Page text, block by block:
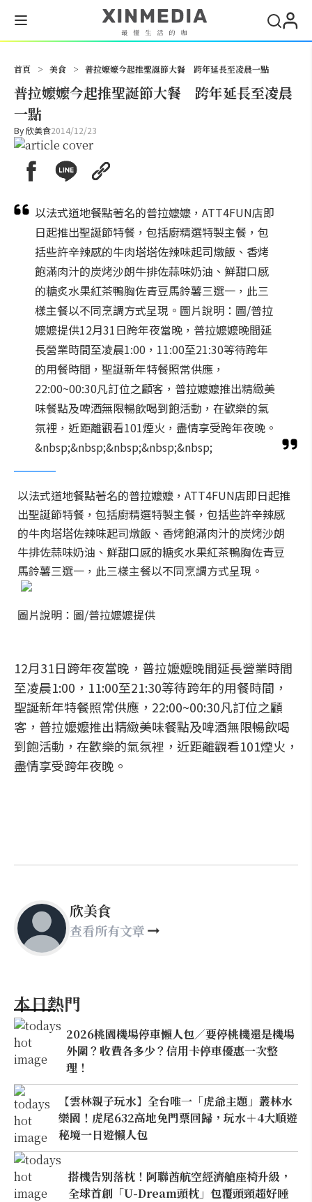
首頁 > 美食 > 普拉嬤嬤今起推聖誕節大餐 跨年延長至凌晨一點
普拉嬤嬤今起推聖誕節大餐 跨年延長至凌晨
一點
By欣美食2014/12/23
以法式道地餐點著名的普拉嬤嬤，ATT4FUN店即
日起推出聖誕節特餐，包括廚精選特製主餐，包
括些許辛辣感的牛肉塔塔佐辣味起司燉飯、香烤
飽滿肉汁的炭烤沙朗牛排佐蒜味奶油、鮮甜口感
的糖炙水果紅茶鴨胸佐青豆馬鈴薯三選一，此三
樣主餐以不同烹調方式呈現。圖片說明：圖/普拉
嬤嬤提供12月31日跨年夜當晚，普拉嬤嬤晚間延
長營業時間至凌晨1:00，11:00至21:30等待跨年
的用餐時間，聖誕新年特餐照常供應，
22:00~00:30凡訂位之顧客，普拉嬤嬤推出精緻美
味餐點及啤酒無限暢飲喝到飽活動，在歡樂的氣
氛裡，近距離觀看101煙火，盡情享受跨年夜晚。
&nbsp;&nbsp;&nbsp;&nbsp;&nbsp;
以法式道地餐點著名的普拉嬤嬤，ATT4FUN店即日起推
出聖誕節特餐，包括廚精選特製主餐，包括些許辛辣感
的牛肉塔塔佐辣味起司燉飯、香烤飽滿肉汁的炭烤沙朗
牛排佐蒜味奶油、鮮甜口感的糖炙水果紅茶鴨胸佐青豆
馬鈴薯三選一，此三樣主餐以不同烹調方式呈現。
圖片說明：圖/普拉嬤嬤提供
12月31日跨年夜當晚，普拉嬤嬤晚間延長營業時間
至凌晨1:00，11:00至21:30等待跨年的用餐時間，
聖誕新年特餐照常供應，22:00~00:30凡訂位之顧
客，普拉嬤嬤推出精緻美味餐點及啤酒無限暢飲喝
到飽活動，在歡樂的氣氛裡，近距離觀看101煙火，
盡情享受跨年夜晚。
欣美食
查看所有文章
本日熱門
2026桃園機場停車懶人包／要停桃機還是機場
外圍？收費各多少？信用卡停車優惠一次整
理！
【雲林親子玩水】全台唯一「虎爺主題」叢林水
樂園！虎尾632高地免門票回歸，玩水＋4大順遊
秘境一日遊懶人包
搭機告別落枕！阿聯酋航空經濟艙座椅升級，
全球首創「U-Dream頭枕」包覆頭頸超好睡